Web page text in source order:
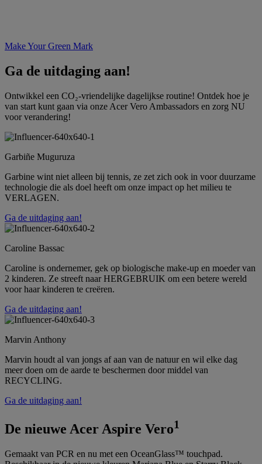
Make Your Green Mark
Ga de uitdaging aan!
Ontwikkel een CO₂-vriendelijke dagelijkse routine! Ontdek hoe je
van start kunt gaan via onze Acer Vero Ambassadors en zorg NU
voor verandering!
Garbiñe Muguruza
Garbine wint niet alleen bij tennis, ze zet zich ook in voor duurzame
technologie die als doel heeft om onze impact op het milieu te
VERLAGEN.
Ga de uitdaging aan!
Caroline Bassac
Caroline is ondernemer, gek op biologische make-up en moeder van
2 kinderen. Ze streeft naar HERGEBRUIK om een betere wereld
voor haar kinderen te creëren.
Ga de uitdaging aan!
Marvin Anthony
Marvin houdt al van jongs af aan van de natuur en wil elke dag
meer doen om de aarde te beschermen door middel van
RECYCLING.
Ga de uitdaging aan!
De nieuwe Acer Aspire Vero1
Gemaakt van PCR en nu met een OceanGlass™ touchpad.